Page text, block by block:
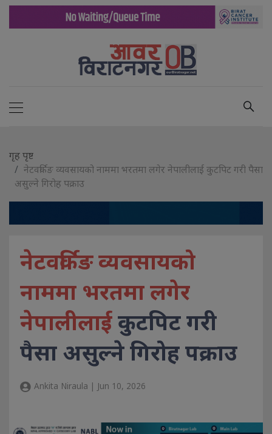
गृह पृष्ट
नेटवर्किङ व्यवसायको नाममा भरतमा लगेर नेपालीलाई कुटपिट गरी पैसा
असुल्ने गिरोह पक्राउ
नेटवर्किङ व्यवसायको
नाममा भरतमा लगेर
नेपालीलाईकुटपिट गरी
पैसा असुल्ने गिरोह पक्राउ
Ankita Niraula | Jun 10, 2026